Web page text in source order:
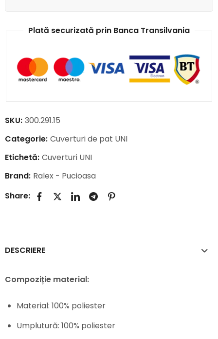
Plată securizată prin Banca Transilvania
SKU: 300.291.15
Categorie: Cuverturi de pat UNI
Etichetă: Cuverturi UNI
Brand: Ralex - Pucioasa
Share:
DESCRIERE
Compoziție material:
Material: 100% poliester
Umplutură: 100% poliester